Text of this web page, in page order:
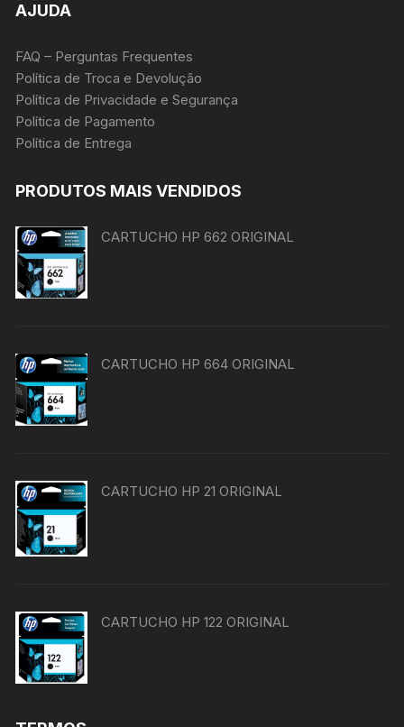
AJUDA
FAQ – Perguntas Frequentes
Política de Troca e Devolução
Política de Privacidade e Segurança
Política de Pagamento
Política de Entrega
PRODUTOS MAIS VENDIDOS
CARTUCHO HP 662 ORIGINAL
CARTUCHO HP 664 ORIGINAL
CARTUCHO HP 21 ORIGINAL
CARTUCHO HP 122 ORIGINAL